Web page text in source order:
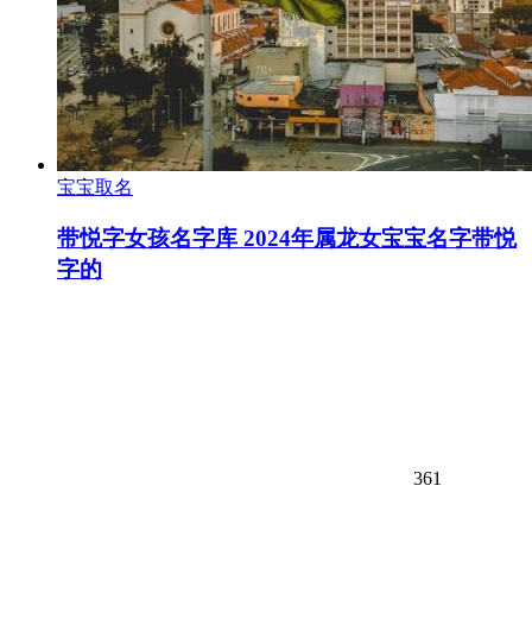
宝宝取名
带悦字女孩名字库 2024年属龙女宝宝名字带悦
字的
361